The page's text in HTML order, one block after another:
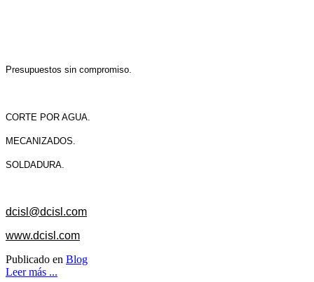
Presupuestos sin compromiso.
CORTE POR AGUA.
MECANIZADOS.
SOLDADURA.
dcisl@dcisl.com
www.dcisl.com
Publicado en Blog
Leer más ...